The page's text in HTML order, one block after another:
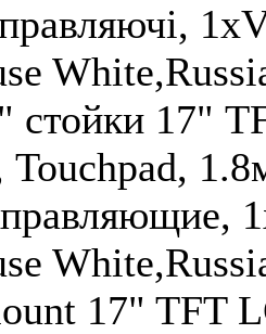
стойки 17"
Touchpad,
17" TFT